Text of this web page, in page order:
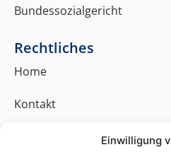
Einwilligung
Bundessozialgericht
Rechtliches
Home
Kontakt